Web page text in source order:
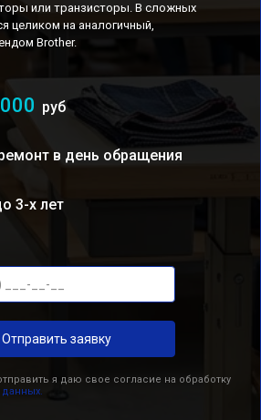
или транзисторы. В сложных
целиком на аналогичный,
Brother.
руб
в день обращения
3-х лет
Отправить заявку
я даю свое согласие на обработку